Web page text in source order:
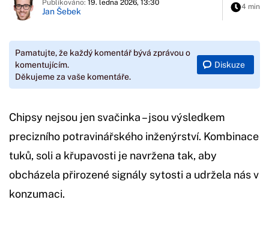
Publikováno: 19. ledna 2026, 13:30
Jan Šebek 4 min
Pamatujte, že každý komentář bývá zprávou o
komentujícím.
Děkujeme za vaše komentáře.
Diskuze
Chipsy nejsou jen svačinka – jsou výsledkem
precizního potravinářského inženýrství. Kombinace
tuků, soli a křupavosti je navržena tak, aby
obcházela přirozené signály sytosti a udržela nás v
konzumaci.